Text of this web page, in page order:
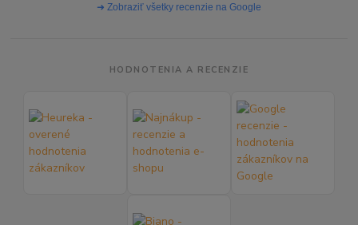
➜ Zobraziť všetky recenzie na Google
HODNOTENIA A RECENZIE